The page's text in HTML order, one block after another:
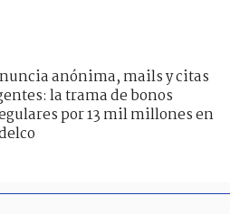
anónima, mails y citas
la trama de bonos
por 13 mil millones en